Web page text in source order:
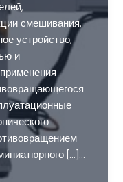
смешивания.
устройство,
и
[...]...